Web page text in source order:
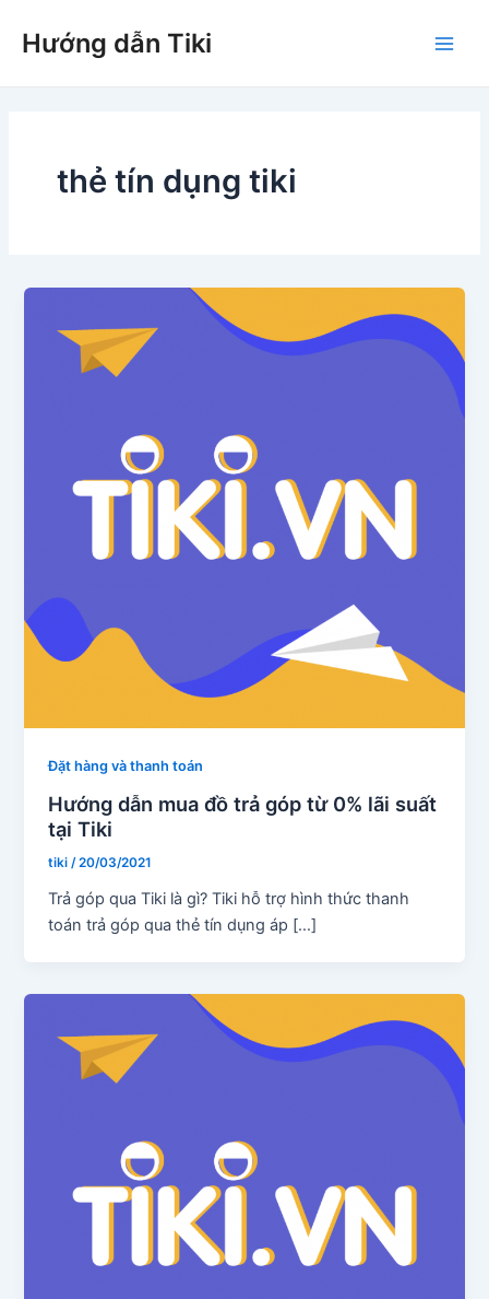
Hướng dẫn Tiki
thẻ tín dụng tiki
Đặt hàng và thanh toán
Hướng dẫn mua đồ trả góp từ 0% lãi suất
tại Tiki
tiki/20/03/2021
Trả góp qua Tiki là gì? Tiki hỗ trợ hình thức thanh
toán trả góp qua thẻ tín dụng áp […]